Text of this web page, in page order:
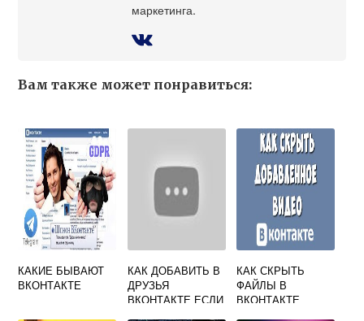
маркетинга.
Вам также может понравиться:
КАКИЕ БЫВАЮТ
ВКОНТАКТЕ
КАК ДОБАВИТЬ В
ДРУЗЬЯ
ВКОНТАКТЕ ЕСЛИ
КАК СКРЫТЬ
ФАЙЛЫ В
ВКОНТАКТЕ